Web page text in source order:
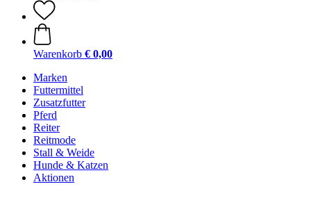
Warenkorb € 0,00
Marken
Futtermittel
Zusatzfutter
Pferd
Reiter
Reitmode
Stall & Weide
Hunde & Katzen
Aktionen